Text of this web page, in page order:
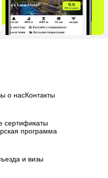
о насКонтакты
сертификаты
программа
и визы